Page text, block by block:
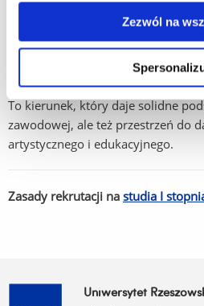
Zezwól na
Ukończenie studiów II stopnia
muzyki we wszystkich typach
zatrudnienie także w instytucjach
nauczyciele, dyrygenci,
muzycznych i projektów
To kierunek, który daje solidne
zawodowej, ale też przestrzeń do
artystycznego i edukacyjnego.
Zasady rekrutacji na studia I
Uniwersytet